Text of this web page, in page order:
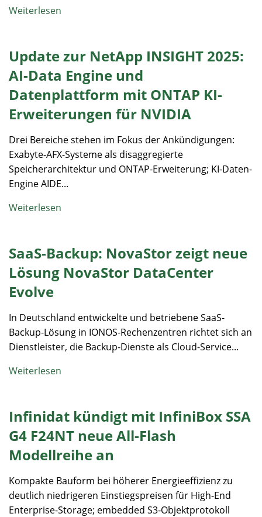
Weiterlesen
Update zur NetApp INSIGHT 2025:
AI-Data Engine und
Datenplattform mit ONTAP KI-
Erweiterungen für NVIDIA
Drei Bereiche stehen im Fokus der Ankündigungen:
Exabyte-AFX-Systeme als disaggregierte
Speicherarchitektur und ONTAP-Erweiterung; KI-Daten-
Engine AIDE...
Weiterlesen
SaaS-Backup: NovaStor zeigt neue
Lösung NovaStor DataCenter
Evolve
In Deutschland entwickelte und betriebene SaaS-
Backup-Lösung in IONOS-Rechenzentren richtet sich an
Dienstleister, die Backup-Dienste als Cloud-Service...
Weiterlesen
Infinidat kündigt mit InfiniBox SSA
G4 F24NT neue All-Flash
Modellreihe an
Kompakte Bauform bei höherer Energieeffizienz zu
deutlich niedrigeren Einstiegspreisen für High-End
Enterprise-Storage; embedded S3-Objektprotokoll